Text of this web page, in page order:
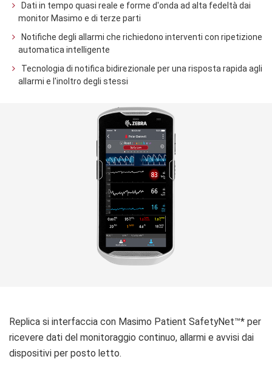
Dati in tempo quasi reale e forme d'onda ad alta fedeltà dai
monitor Masimo e di terze parti
Notifiche degli allarmi che richiedono interventi con ripetizione
automatica intelligente
Tecnologia di notifica bidirezionale per una risposta rapida agli
allarmi e l'inoltro degli stessi
Replica si interfaccia con Masimo Patient SafetyNet™* per
ricevere dati del monitoraggio continuo, allarmi e avvisi dai
dispositivi per posto letto.